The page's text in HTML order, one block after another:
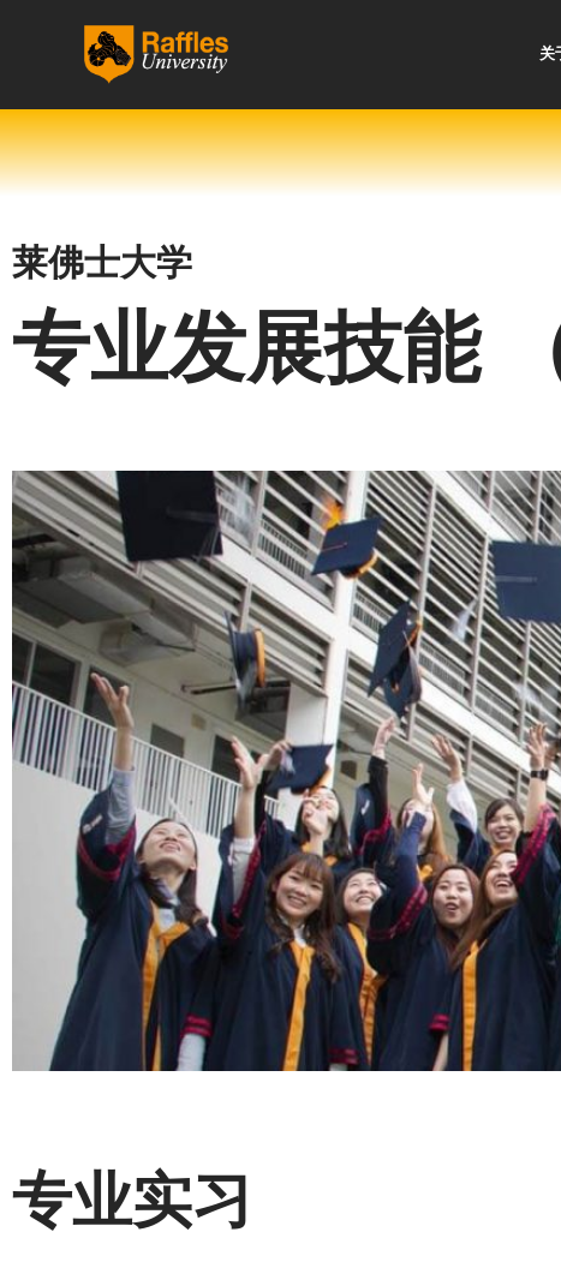
关
莱佛士大学
专业发展技能
专业实习